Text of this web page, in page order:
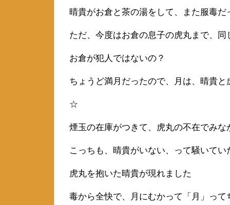
晴貴がお倉と茶の湯をして、また服毒だ
ただ、今度はお倉の息子の虎丸まで、同
お倉が犯人ではないの？
ちょうど満月だったので、月は、晴貴
☆
煙玉の在庫がつきて、虎丸の不在でみな
こっちも、晴貴がいない、って騒いてい
虎丸を抱いた晴貴が現れました
毒から全快で、月にむかって「月」っ